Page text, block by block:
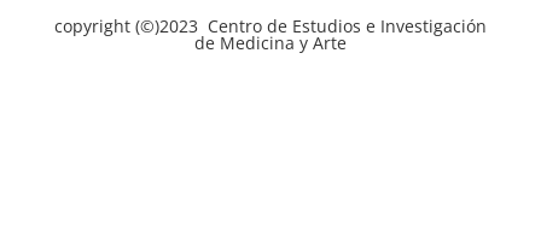
copyright (©)2023 Centro de Estudios e Investigación
de Medicina y Arte